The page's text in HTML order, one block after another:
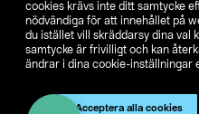
cookies krävs inte ditt samtycke
nödvändiga för att innehållet på
du istället vill skräddarsy dina val
samtycke är frivilligt och kan
ändrar i dina cookie-inställningar
Acceptera alla cookies
Ändra till